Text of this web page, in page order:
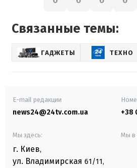
Связанные темы:
ГАДЖЕТЫ ТЕХНО
E-mail редакции
news24@24tv.com.ua +38
Мы здесь:
г. Киев,
ул. Владимирская 61/11,
Мы в